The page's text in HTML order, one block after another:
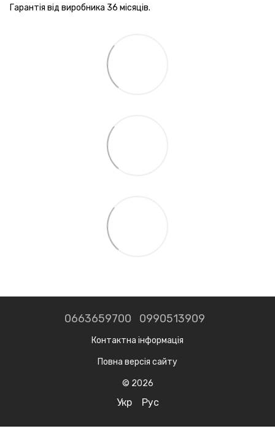
Гарантія від виробника 36 місяців.
0663659700 0990513909
Контактна інформація
Повна версія сайту
© 2026
Укр Рус